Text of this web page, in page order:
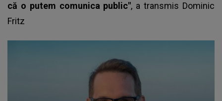
că o putem comunica public", a transmis Dominic
Fritz